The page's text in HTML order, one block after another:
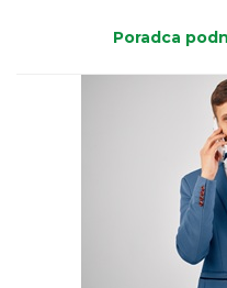
Poradca